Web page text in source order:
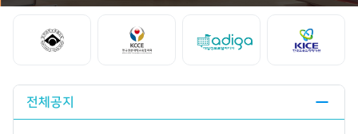
전체공지